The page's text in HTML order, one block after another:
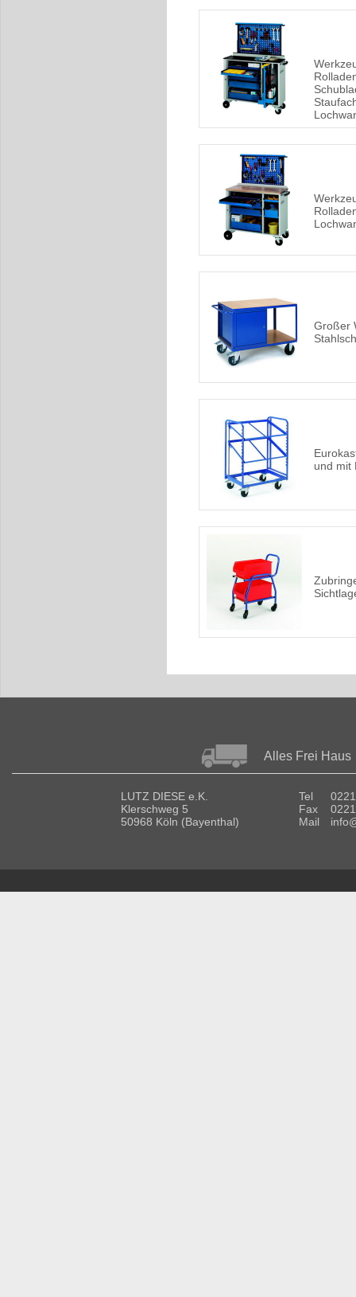
Großer
und mit
Alles Frei Haus
LUTZ DIESE e.K.
Klerschweg 5
50968 Köln (Bayenthal)
Tel
Fax
Mail